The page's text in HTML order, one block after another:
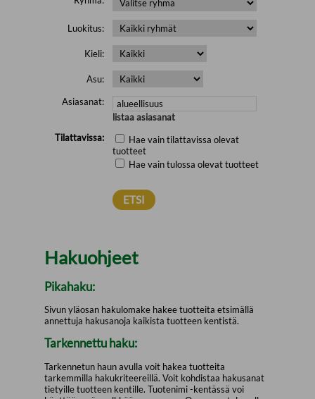
Luokitus:
Kieli:
Asu:
Asiasanat:
listaa asiasanat
Tilattavissa:
Hae vain tilattavissa olevat
tuotteet
Hae vain tulossa olevat tuotteet
Hakuohjeet
Pikahaku:
Sivun yläosan hakulomake hakee tuotteita etsimällä
annettuja hakusanoja kaikista tuotteen kentistä.
Tarkennettu haku:
Tarkennetun haun avulla voit hakea tuotteita
tarkemmilla hakukriteereillä. Voit kohdistaa hakusanat
tietyille tuotteen kentille. Tuotenimi -kentässä voi